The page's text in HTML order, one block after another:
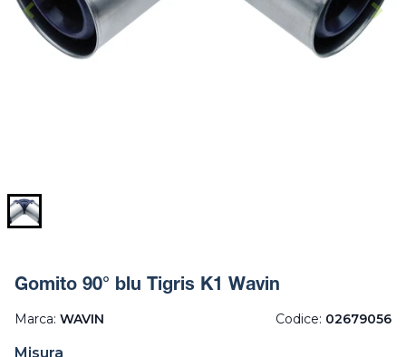
Gomito 90° blu Tigris K1 Wavin
Marca: WAVIN Codice: 02679056
Misura